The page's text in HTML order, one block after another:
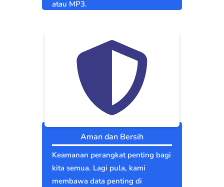
atau MP3.
Aman dan Bersih
Keamanan perangkat penting bagi
kita semua. Lagi pula, kami
membawa data penting di